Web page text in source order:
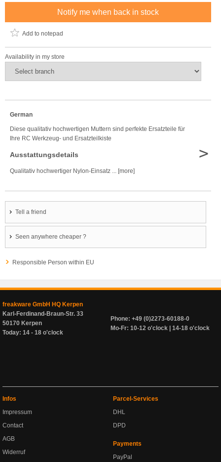
Notify me when back in stock
Add to notepad
Availability in my store
German
Diese qualitativ hochwertigen Muttern sind perfekte Ersatzteile für
Ihre RC Werkzeug- und Ersatzteilkiste
Ausstattungsdetails
Qualitativ hochwertiger Nylon-Einsatz ... [more]
>
Tell a friend
Seen anywhere cheaper ?
Responsible Person within EU
freakware GmbH HQ Kerpen
Karl-Ferdinand-Braun-Str. 33
50170 Kerpen
Today: 14 - 18 o'clock
Phone: +49 (0)2273-60188-0
Mo-Fr: 10-12 o'clock | 14-18 o'clock
Infos
Impressum
Contact
AGB
Widerruf
Parcel-Services
DHL
DPD
Payments
PayPal